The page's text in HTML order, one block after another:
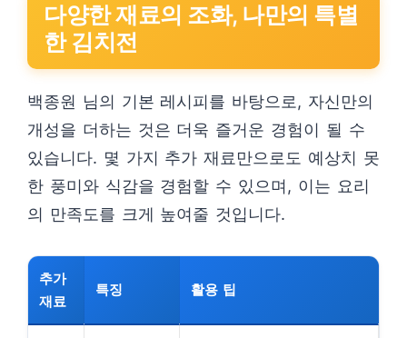
다양한 재료의 조화, 나만의 특별
한 김치전
백종원 님의 기본 레시피를 바탕으로, 자신만의
개성을 더하는 것은 더욱 즐거운 경험이 될 수
있습니다. 몇 가지 추가 재료만으로도 예상치 못
한 풍미와 식감을 경험할 수 있으며, 이는 요리
의 만족도를 크게 높여줄 것입니다.
추가
재료
특징 활용 팁